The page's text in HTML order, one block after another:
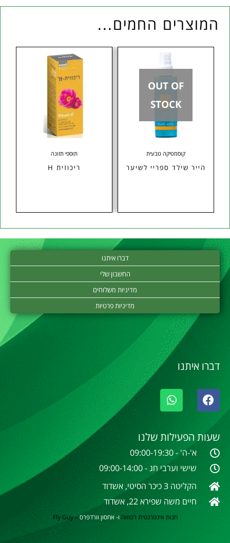
המוצרים החמים...
OUT OF
STOCK
קוסמטיקה טבעית
הייר שילד ספריי לשיער
תוספי תזונה
ריכוזית H
דברו איתנו
החשבון שלי
מדיניות משלוחים
מדיניות פרטיות
דברו איתנו
שעות הפעילות שלנו
א'-ה' - 09:00-19:30
שישי וערבי חג - 09:00-14:00
הקליטה 3 כיכר הסיטי, אשדוד
חיים משה שפירא 22, אשדוד
חנות אינטרנטית רפואה ו- אחסון וורדפרס–
Fly Guy